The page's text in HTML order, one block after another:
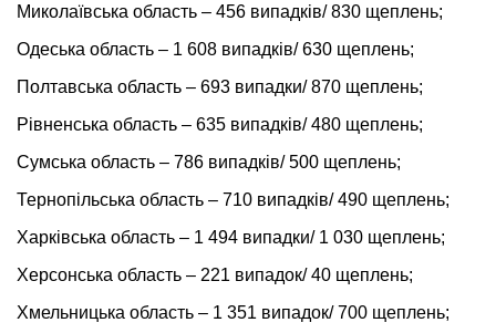
Миколаївська область – 456 випадків/ 830 щеплень;
Одеська область – 1 608 випадків/ 630 щеплень;
Полтавська область – 693 випадки/ 870 щеплень;
Рівненська область – 635 випадків/ 480 щеплень;
Сумська область – 786 випадків/ 500 щеплень;
Тернопільська область – 710 випадків/ 490 щеплень;
Харківська область – 1 494 випадки/ 1 030 щеплень;
Херсонська область – 221 випадок/ 40 щеплень;
Хмельницька область – 1 351 випадок/ 700 щеплень;